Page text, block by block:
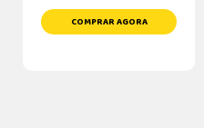
COMPRAR AGORA